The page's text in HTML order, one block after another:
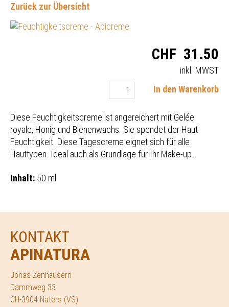
Zurück zur Übersicht
CHF 31.50
inkl. MWST
In den Warenkorb
Diese Feuchtigkeitscreme ist angereichert mit Gelée
royale, Honig und Bienenwachs. Sie spendet der Haut
Feuchtigkeit. Diese Tagescreme eignet sich für alle
Hauttypen. Ideal auch als Grundlage für Ihr Make-up.
Inhalt: 50 ml
KONTAKT
APINATURA
Jonas Zenhäusern
Dammweg 33
CH-3904 Naters (VS)